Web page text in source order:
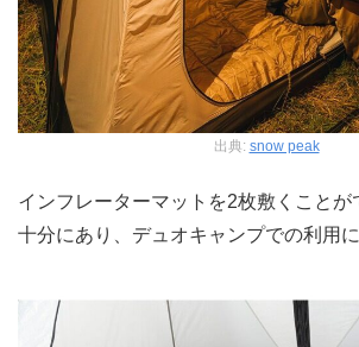
出典: snow peak
インフレーターマットを2枚敷くことが
十分にあり、デュオキャンプでの利用に